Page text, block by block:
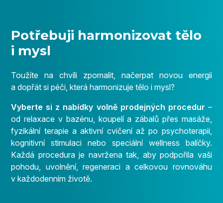
Potřebuji harmonizovat tělo
i mysl
Toužíte na chvíli zpomalit, načerpat novou energii
a dopřát si péči, která harmonizuje tělo i mysl?
Vyberte si z nabídky volně prodejných procedur –
od relaxace v bazénu, koupelí a zábalů přes masáže,
fyzikální terapie a aktivní cvičení až po psychoterapii,
kognitivní stimulaci nebo speciální wellness balíčky.
Každá procedura je navržena tak, aby podpořila vaši
pohodu, uvolnění, regeneraci a celkovou rovnováhu
v každodenním životě.